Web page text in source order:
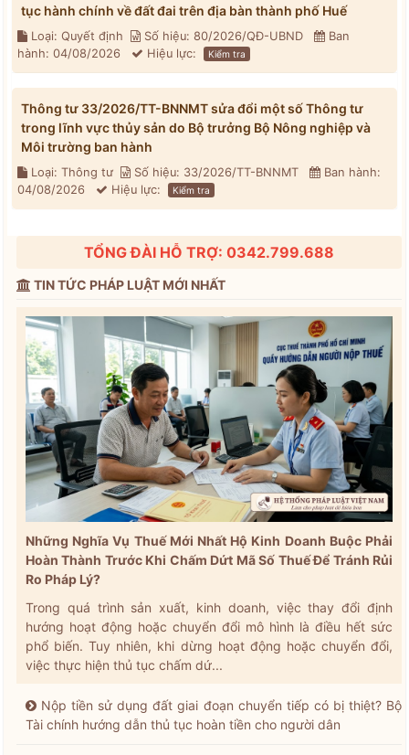
tục hành chính về đất đai trên địa bàn thành phố Huế
Loại: Quyết định Số hiệu: 80/2026/QĐ-UBND
Ban
hành: 04/08/2026
Hiệu lực: Kiểm tra
Thông tư 33/2026/TT-BNNMT sửa đổi một số Thông tư
trong lĩnh vực thủy sản do Bộ trưởng Bộ Nông nghiệp và
Môi trường ban hành
Loại: Thông tư Số hiệu: 33/2026/TT-BNNMT
Ban hành:
04/08/2026
Hiệu lực: Kiểm tra
TỔNG ĐÀI HỖ TRỢ: 0342.799.688
TIN TỨC PHÁP LUẬT MỚI NHẤT
Những Nghĩa Vụ Thuế Mới Nhất Hộ Kinh Doanh Buộc Phải
Hoàn Thành Trước Khi Chấm Dứt Mã Số Thuế Để Tránh Rủi
Ro Pháp Lý?
Trong quá trình sản xuất, kinh doanh, việc thay đổi định
hướng hoạt động hoặc chuyển đổi mô hình là điều hết sức
phổ biến. Tuy nhiên, khi dừng hoạt động hoặc chuyển đổi,
việc thực hiện thủ tục chấm dứ...
Nộp tiền sử dụng đất giai đoạn chuyển tiếp có bị thiệt? Bộ
Tài chính hướng dẫn thủ tục hoàn tiền cho người dân